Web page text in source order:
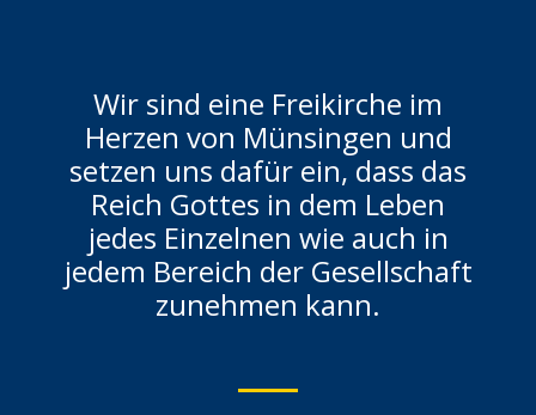
Wir sind eine Freikirche im
Herzen von Münsingen und
setzen uns dafür ein, dass das
Reich Gottes in dem Leben
jedes Einzelnen wie auch in
jedem Bereich der Gesellschaft
zunehmen kann.